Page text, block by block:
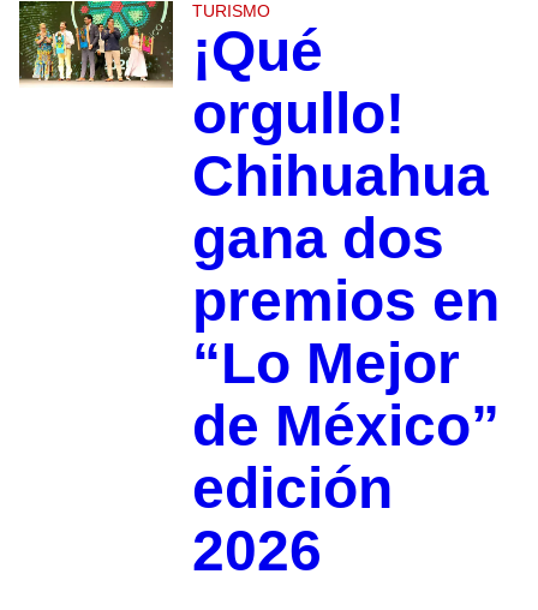
TURISMO
¡Qué
orgullo!
Chihuahua
gana dos
premios en
“Lo Mejor
de México”
edición
2026